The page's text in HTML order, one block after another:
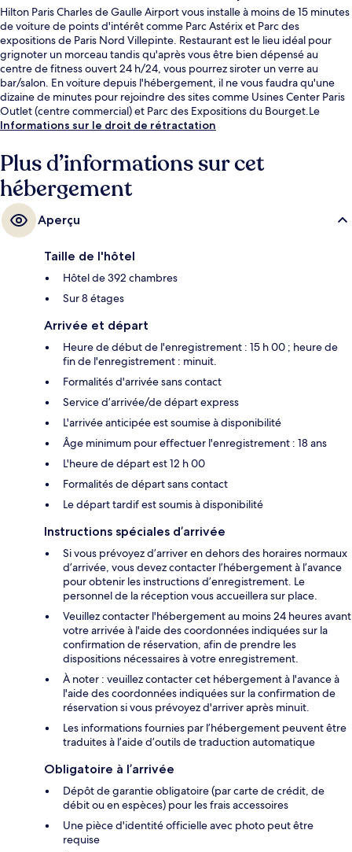
Hilton Paris Charles de Gaulle Airport vous installe à moins de 15 minutes
de voiture de points d'intérêt comme Parc Astérix et Parc des
expositions de Paris Nord Villepinte. Restaurant est le lieu idéal pour
grignoter un morceau tandis qu'après vous être bien dépensé au
centre de fitness ouvert 24 h/24, vous pourrez siroter un verre au
bar/salon. En voiture depuis l'hébergement, il ne vous faudra qu'une
dizaine de minutes pour rejoindre des sites comme Usines Center Paris
Outlet (centre commercial) et Parc des Expositions du Bourget.Le
personnel attentionné et la présentation générale remportent un vif
proches. Gare Aéroport Charles-de-Gaulle 1 se situe à seulement 5 min
à pied.
Informations sur le droit de rétractation
Plus d’informations sur cet
hébergement
Aperçu
Taille de l'hôtel
Hôtel de 392 chambres
Sur 8 étages
Arrivée et départ
Heure de début de l'enregistrement : 15 h 00 ; heure de
fin de l'enregistrement : minuit.
Formalités d'arrivée sans contact
Service d’arrivée/de départ express
L'arrivée anticipée est soumise à disponibilité
Âge minimum pour effectuer l'enregistrement : 18 ans
L'heure de départ est 12 h 00
Formalités de départ sans contact
Le départ tardif est soumis à disponibilité
Instructions spéciales d’arrivée
Si vous prévoyez d’arriver en dehors des horaires normaux
d’arrivée, vous devez contacter l’hébergement à l’avance
pour obtenir les instructions d’enregistrement. Le
personnel de la réception vous accueillera sur place.
Veuillez contacter l'hébergement au moins 24 heures avant
votre arrivée à l'aide des coordonnées indiquées sur la
confirmation de réservation, afin de prendre les
dispositions nécessaires à votre enregistrement.
À noter : veuillez contacter cet hébergement à l'avance à
l'aide des coordonnées indiquées sur la confirmation de
réservation si vous prévoyez d'arriver après minuit.
Les informations fournies par l’hébergement peuvent être
traduites à l’aide d’outils de traduction automatique
Obligatoire à l’arrivée
Dépôt de garantie obligatoire (par carte de crédit, de
débit ou en espèces) pour les frais accessoires
Une pièce d'identité officielle avec photo peut être
requise